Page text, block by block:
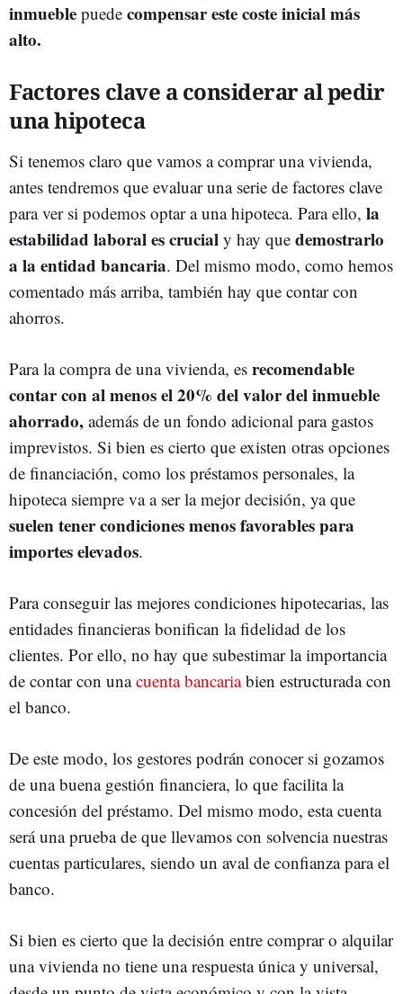
inmueble puede compensar este coste inicial más
alto.
Factores clave a considerar al pedir
una hipoteca
Si tenemos claro que vamos a comprar una vivienda,
antes tendremos que evaluar una serie de factores clave
para ver si podemos optar a una hipoteca. Para ello, la
estabilidad laboral es crucial y hay que demostrarlo
a la entidad bancaria. Del mismo modo, como hemos
comentado más arriba, también hay que contar con
ahorros.
Para la compra de una vivienda, es recomendable
contar con al menos el 20% del valor del inmueble
ahorrado, además de un fondo adicional para gastos
imprevistos. Si bien es cierto que existen otras opciones
de financiación, como los préstamos personales, la
hipoteca siempre va a ser la mejor decisión, ya que
suelen tener condiciones menos favorables para
importes elevados.
Para conseguir las mejores condiciones hipotecarias, las
entidades financieras bonifican la fidelidad de los
clientes. Por ello, no hay que subestimar la importancia
de contar con unacuenta bancariabien estructurada con
el banco.
De este modo, los gestores podrán conocer si gozamos
de una buena gestión financiera, lo que facilita la
concesión del préstamo. Del mismo modo, esta cuenta
será una prueba de que llevamos con solvencia nuestras
cuentas particulares, siendo un aval de confianza para el
banco.
Si bien es cierto que la decisión entre comprar o alquilar
una vivienda no tiene una respuesta única y universal,